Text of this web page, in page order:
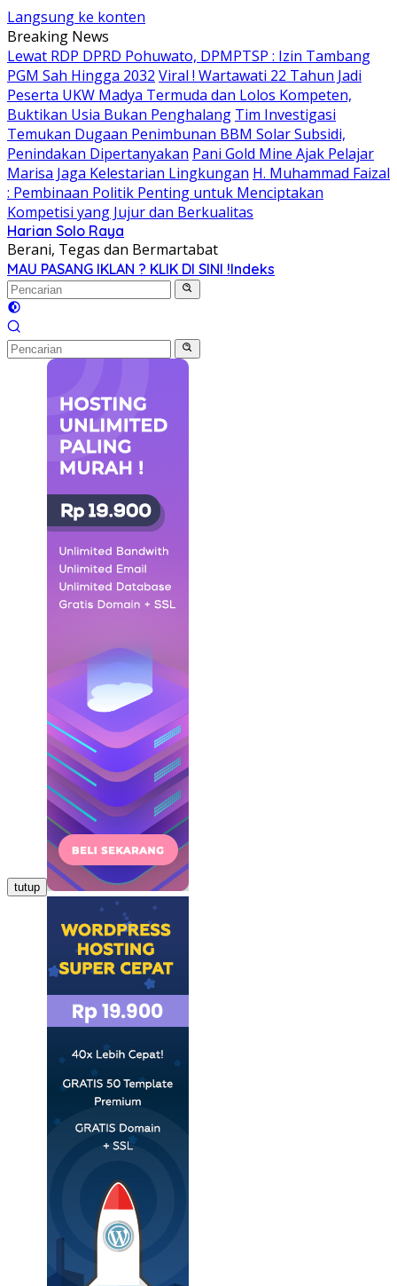
Langsung ke konten
Breaking News
Lewat RDP DPRD Pohuwato, DPMPTSP : Izin Tambang
PGM Sah Hingga 2032 Viral ! Wartawati 22 Tahun Jadi
Peserta UKW Madya Termuda dan Lolos Kompeten,
Buktikan Usia Bukan Penghalang Tim Investigasi
Temukan Dugaan Penimbunan BBM Solar Subsidi,
Penindakan Dipertanyakan Pani Gold Mine Ajak Pelajar
Marisa Jaga Kelestarian Lingkungan H. Muhammad Faizal
: Pembinaan Politik Penting untuk Menciptakan
Kompetisi yang Jujur dan Berkualitas
Harian Solo Raya
Berani, Tegas dan Bermartabat
MAU PASANG IKLAN ? KLIK DI SINI !Indeks
tutup